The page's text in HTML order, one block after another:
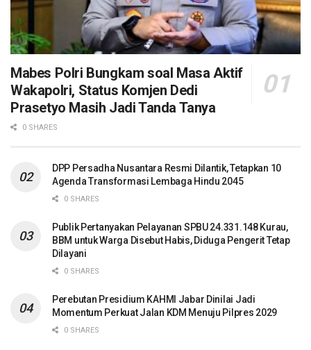
Mabes Polri Bungkam soal Masa Aktif
Wakapolri, Status Komjen Dedi
Prasetyo Masih Jadi Tanda Tanya
0 SHARES
DPP Persadha Nusantara Resmi Dilantik, Tetapkan 10
Agenda Transformasi Lembaga Hindu 2045
0 SHARES
Publik Pertanyakan Pelayanan SPBU 24.331.148 Kurau,
BBM untuk Warga Disebut Habis, Diduga Pengerit Tetap
Dilayani
0 SHARES
Perebutan Presidium KAHMI Jabar Dinilai Jadi
Momentum Perkuat Jalan KDM Menuju Pilpres 2029
0 SHARES